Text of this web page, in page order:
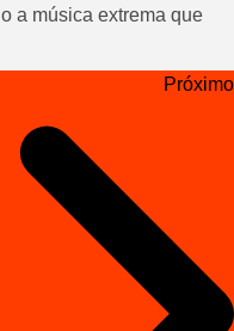
a música extrema que
Próximo